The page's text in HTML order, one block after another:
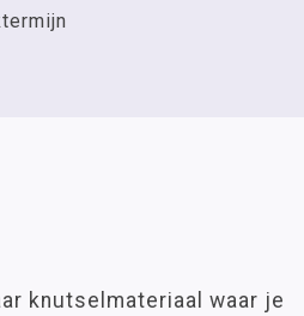
knutselmateriaal waar je